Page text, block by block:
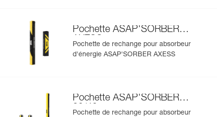
Pochette ASAP'SORBER
AXESS
Pochette de rechange pour absorbeur
d'énergie ASAP'SORBER AXESS
Pochette ASAP'SORBER
20/40
Pochette de rechange pour absorbeur